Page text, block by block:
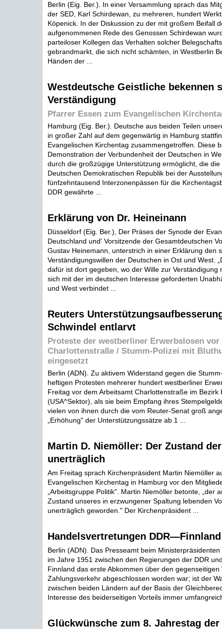
Berlin (Eig. Ber.). In einer Versammlung sprach das
der SED, Karl Schirdewan, zu mehreren, hundert
Köpenick. In der Diskussion zu der mit großem Beifall
aufgenommenen Rede des Genossen Schirdewan
parteiloser Kollegen das Verhalten solcher
gebrandmarkt, die sich nicht schämten, in Westberlin
Händen der ...
Westdeutsche Geistliche bekennen
Verständigung
Pfarrer Essen zum Evangelischen
Hamburg (Eig. Ber.). Deutsche aus beiden Teilen
in großer Zahl auf dem gegenwärtig in Hamburg
Evangelischen Kirchentag zusammengetroffen. Diese
Demonstration der Verbundenheit der Deutschen in
durch die großzügige Unterstützung ermöglicht, die
Deutschen Demokratischen Republik bei der
fünfzehntausend Interzonenpässen für die
DDR gewährte ...
Erklärung von Dr. Heineinann
Düsseldorf (Eig. Ber.), Der Präses der Synode der
Deutschland und' Vorsitzende der Gesamtdeutschen
Gustav Heinemann, unterstrich in einer Erklärung den
Verständigungswillen der Deutschen in Ost und West.
dafür ist dort gegeben, wo der Wille zur Verständigung
sich mit der im deutschen Interesse geforderten
und West verbindet ...
Reuters
Schwindel entlarvt
Proteste der westberliner Erwerbslosen
Charlottenstraße / Stumm-Polizei mit
eingesetzt
Berlin (ADN). Zu aktivem Widerstand gegen die
heftigen Protesten mehrerer hundert westberliner
Freitag vor dem Arbeitsamt Charlottenstraße im Bezirk
(USA^Sektor), als sie beim Empfang ihres
vielen von ihnen durch die vom Reuter-Senat groß
„Erhöhung" der Unterstützungssätze ab 1 ...
Martin D. Niemöller: Der Zustand
unerträglich
Am Freitag sprach Kirchenpräsident Martin Niemöller
Evangelischen Kirchentag in Hamburg vor den
„Arbeitsgruppe Politik". Martin Niemöller betonte, „der
Zustand unseres in erzwungener Spaltung lebenden
unerträglich geworden." Der Kirchenpräsident ...
Handelsvertretungen DDR—Finnland
Berlin (ADN). Das Presseamt beim
im Jahre 1951 zwischen den Regierungen der DDR
Finnland das erste Abkommen über den gegenseitigen
Zahlungsverkehr abgeschlossen worden war; ist der
zwischen beiden Ländern auf der Basis der
Interesse des beiderseitigen Vorteils immer
Glückwünsche zum 8. Jahrestag